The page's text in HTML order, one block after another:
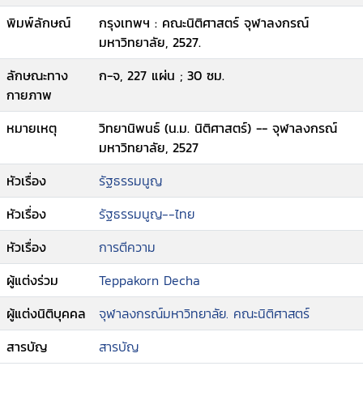
พิมพ์ลักษณ์
กรุงเทพฯ : คณะนิติศาสตร์ จุฬาลงกรณ์
มหาวิทยาลัย, 2527.
ลักษณะทาง
กายภาพ
ก-จ, 227 แผ่น ; 30 ซม.
หมายเหตุ
วิทยานิพนธ์ (น.ม. นิติศาสตร์) -- จุฬาลงกรณ์
มหาวิทยาลัย, 2527
หัวเรื่อง
รัฐธรรมนูญ
หัวเรื่อง
รัฐธรรมนูญ--ไทย
หัวเรื่อง
การตีความ
ผู้แต่งร่วม
Teppakorn Decha
ผู้แต่งนิติบุคคล
จุฬาลงกรณ์มหาวิทยาลัย. คณะนิติศาสตร์
สารบัญ
สารบัญ